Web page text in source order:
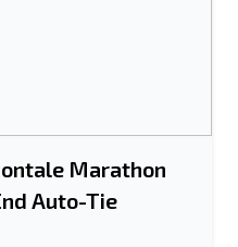
Marathon
Auto-Tie